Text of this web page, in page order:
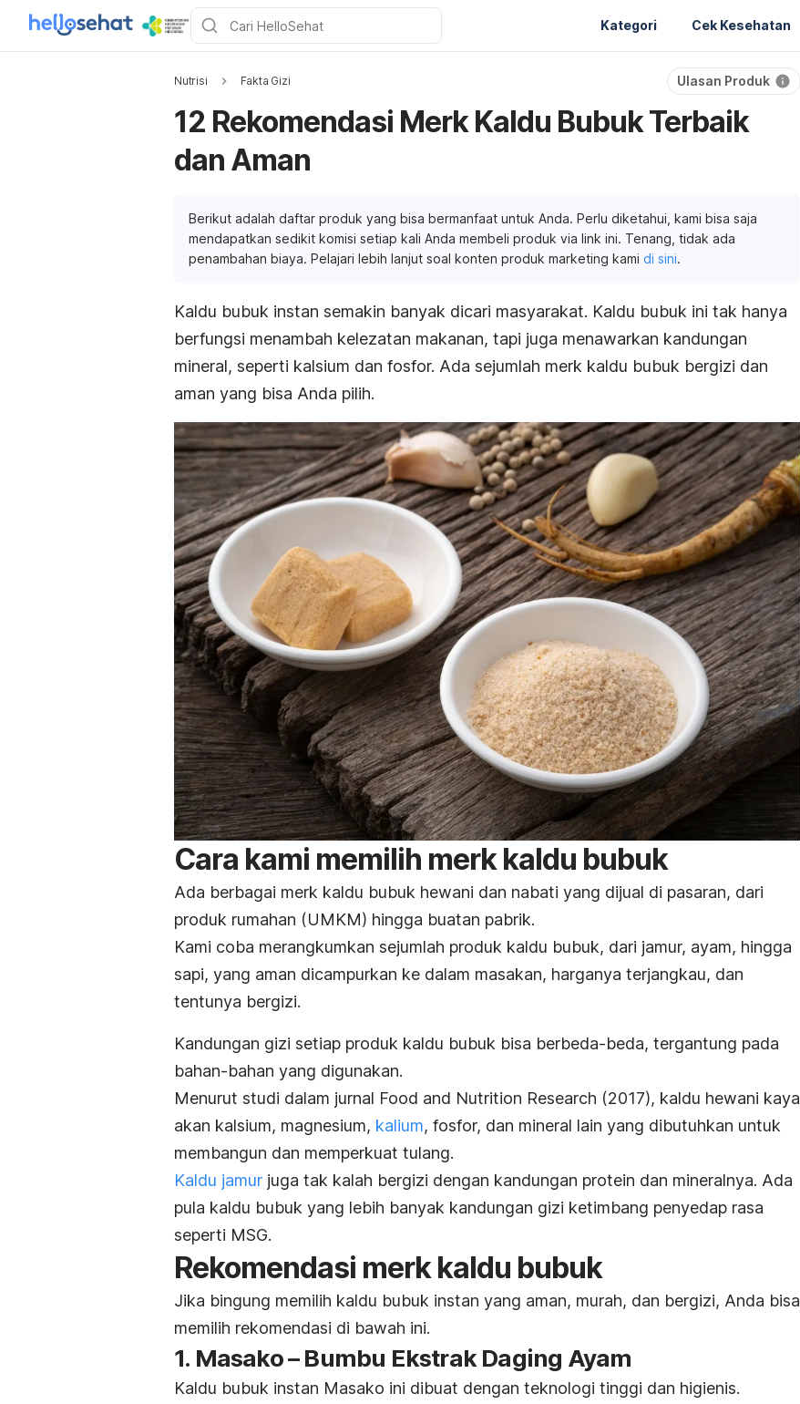
Kategori Cek Kesehatan
Nutrisi Fakta Gizi Ulasan Produk
12 Rekomendasi Merk Kaldu Bubuk Terbaik
dan Aman
Berikut adalah daftar produk yang bisa bermanfaat untuk Anda. Perlu diketahui, kami bisa saja
mendapatkan sedikit komisi setiap kali Anda membeli produk via link ini. Tenang, tidak ada
penambahan biaya. Pelajari lebih lanjut soal konten produk marketing kami di sini.
Kaldu bubuk instan semakin banyak dicari masyarakat. Kaldu bubuk ini tak hanya
berfungsi menambah kelezatan makanan, tapi juga menawarkan kandungan
mineral, seperti kalsium dan fosfor. Ada sejumlah merk kaldu bubuk bergizi dan
aman yang bisa Anda pilih.
Cara kami memilih merkkaldu bubuk
Ada berbagai merk kaldu bubuk hewani dan nabati yang dijual di pasaran, dari
produk rumahan (UMKM) hingga buatan pabrik.
Kami coba merangkumkan sejumlah produk kaldu bubuk, dari jamur, ayam, hingga
sapi, yang aman dicampurkan ke dalam masakan, harganya terjangkau, dan
tentunya bergizi.
Kandungan gizi setiap produk kaldu bubuk bisa berbeda-beda, tergantung pada
bahan-bahan yang digunakan.
Menurut studi dalam jurnal Food and Nutrition Research (2017), kaldu hewani kaya
akan kalsium, magnesium, kalium, fosfor, dan mineral lain yang dibutuhkan untuk
membangun dan memperkuat tulang.
Kaldu jamur juga tak kalah bergizi dengan kandungan protein dan mineralnya. Ada
pula kaldu bubuk yang lebih banyak kandungan gizi ketimbang penyedap rasa
seperti MSG.
Rekomendasi merk kaldu bubuk
Jika bingung memilih kaldu bubuk instan yang aman, murah, dan bergizi, Anda bisa
memilih rekomendasi di bawah ini.
1. Masako – Bumbu Ekstrak Daging Ayam
Kaldu bubuk instan Masako ini dibuat dengan teknologi tinggi dan higienis.